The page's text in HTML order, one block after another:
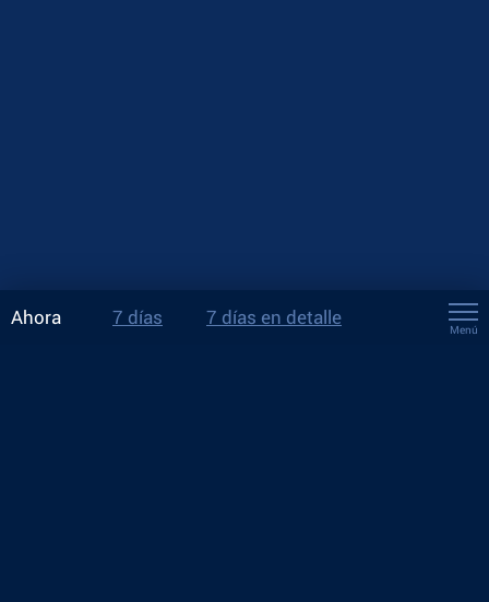
Ahora 7 días 7 días en detalle
Menú